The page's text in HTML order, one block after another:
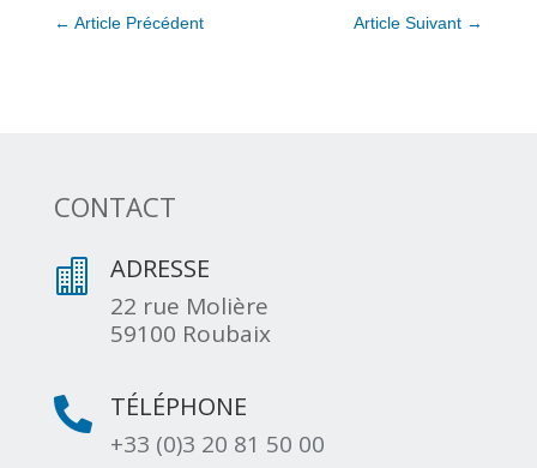
← Article Précédent Article Suivant →
CONTACT
 ADRESSE
22 rue Molière
59100 Roubaix
 TÉLÉPHONE
+33 (0)3 20 81 50 00